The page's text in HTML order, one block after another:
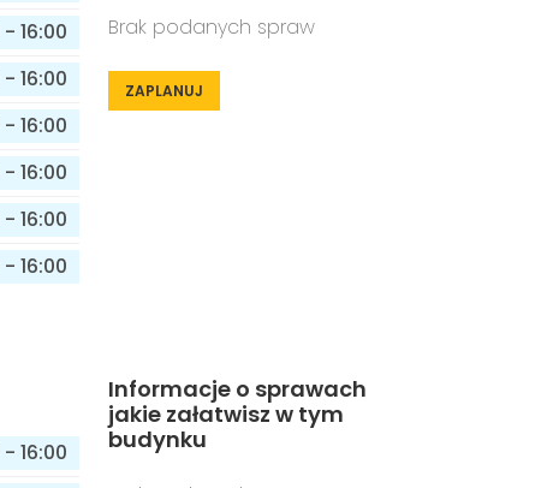
- 16:00
- 16:00
- 16:00
- 16:00
- 16:00
- 16:00
Brak podanych spraw
ZAPLANUJ
- 16:00
Informacje o sprawach
jakie załatwisz w tym
budynku